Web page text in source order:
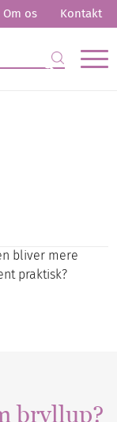
Om os Kontakt
bliver mere
praktisk?
bryllup?